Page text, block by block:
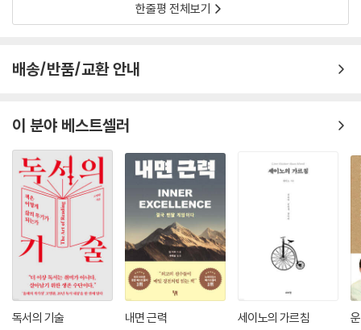
한줄평 전체보기
배송/반품/교환 안내
이 분야 베스트셀러
독서의 기술 내면 근력 세이노의 가르침